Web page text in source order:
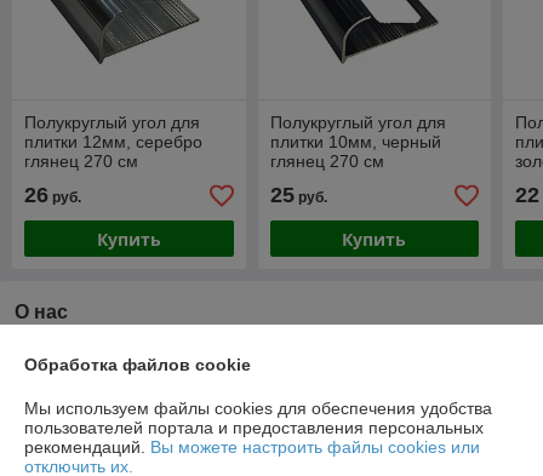
Полукруглый угол для
плитки 12мм, серебро
глянец 270 см
26 руб.
Купить
Полукруглый угол для
плитки 10мм, черный
глянец 270 см
25руб.
Купить
22
О нас
Рейтинг не сформирован
Менее 5 отзывов за последний год
Компания продает наDeal.by
Работает с 27.06.2018
Обработка файлов cookie
Мы используем файлы cookies для обеспечения удобства
пользователей портала и предоставления персональных
рекомендаций. Вы можете настроить файлы cookies или
отключить их.